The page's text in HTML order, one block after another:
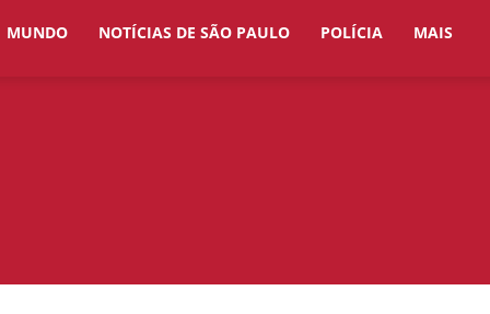
MUNDO NOTÍCIAS DE SÃO PAULO POLÍCIA MAIS